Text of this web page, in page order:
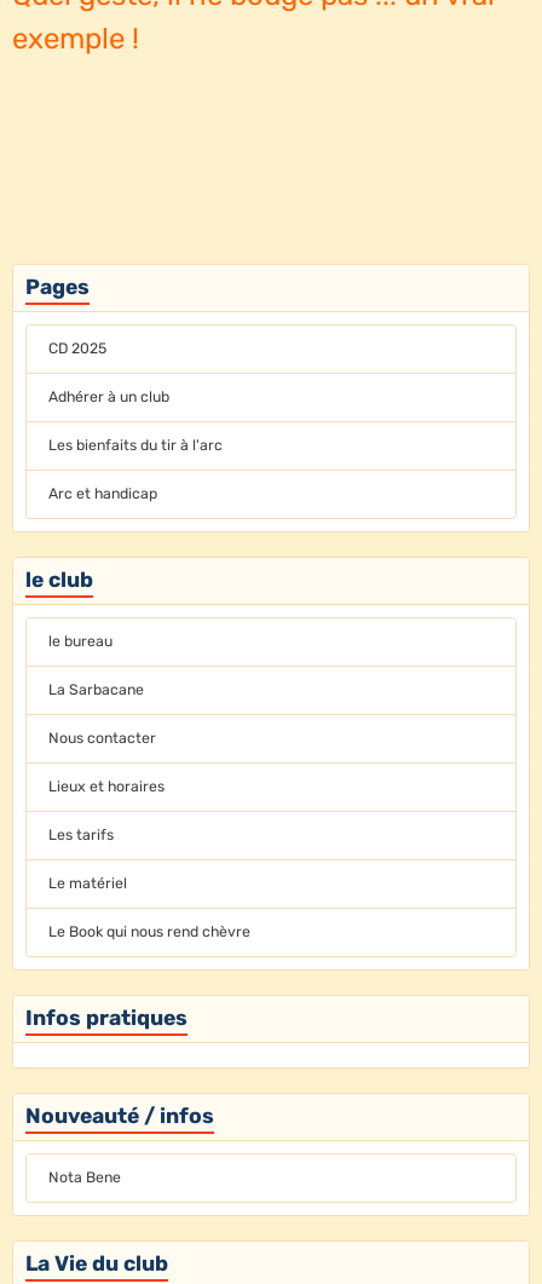
exemple !
Pages
CD 2025
Adhérer à un club
Les bienfaits du tir à l'arc
Arc et handicap
le club
le bureau
La Sarbacane
Nous contacter
Lieux et horaires
Les tarifs
Le matériel
Le Book qui nous rend chèvre
Infos pratiques
Nouveauté / infos
Nota Bene
La Vie du club